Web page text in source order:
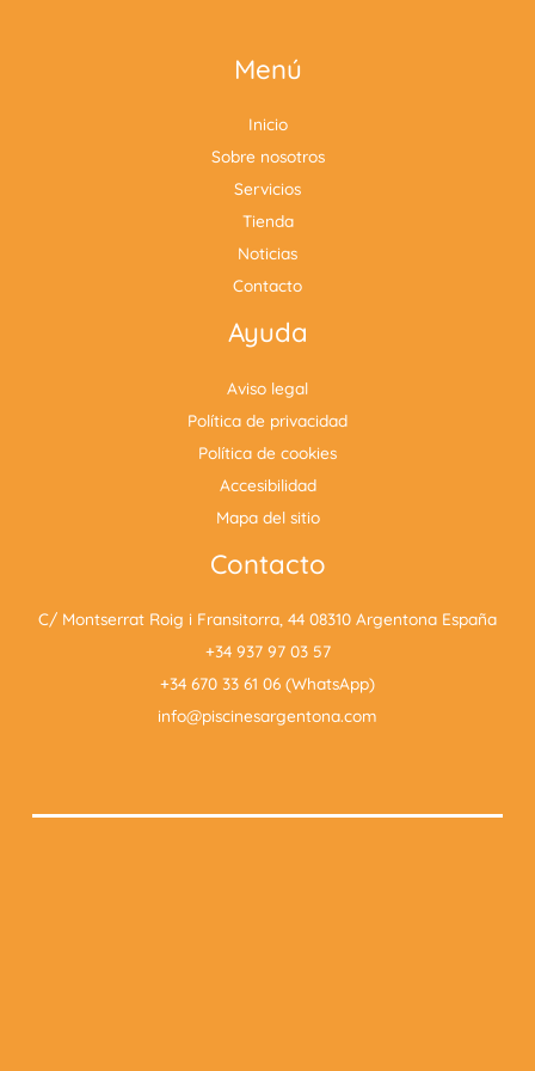
Menú
Inicio
Sobre nosotros
Servicios
Tienda
Noticias
Contacto
Ayuda
Aviso legal
Política de privacidad
Política de cookies
Accesibilidad
Mapa del sitio
Contacto
C/ Montserrat Roig i Fransitorra, 44 08310 Argentona España
+34 937 97 03 57
+34 670 33 61 06 (WhatsApp)
info@piscinesargentona.com